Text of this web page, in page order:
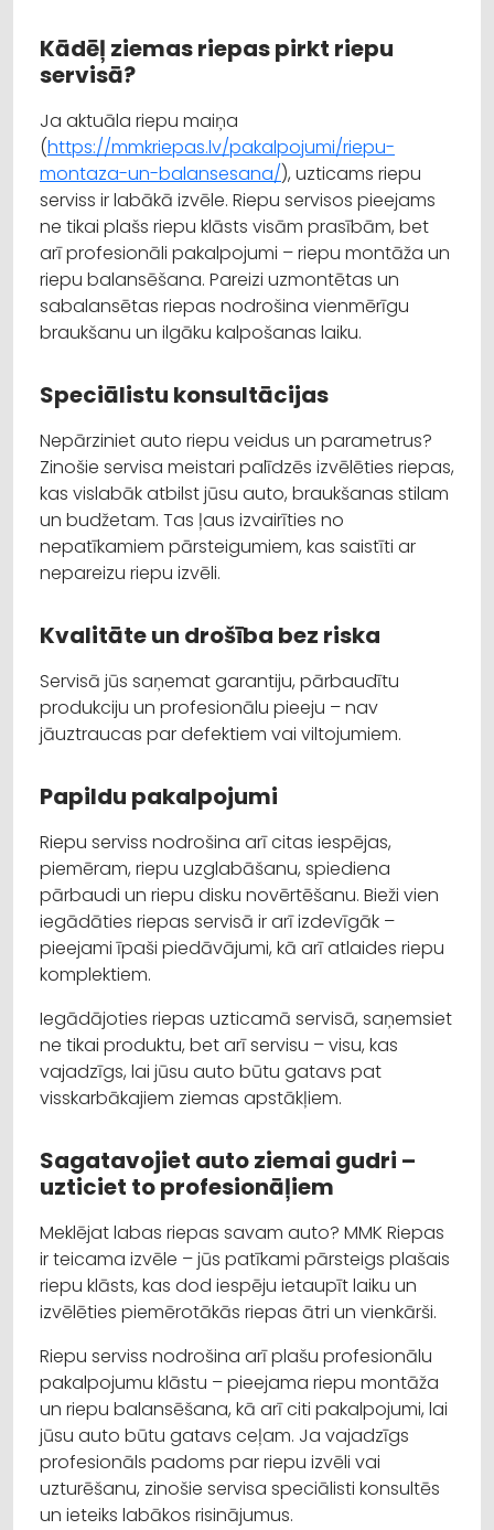
Kādēļ ziemas riepas pirkt riepu
servisā?
Ja aktuāla riepu maiņa
(https://mmkriepas.lv/pakalpojumi/riepu-
montaza-un-balansesana/), uzticams riepu
serviss ir labākā izvēle. Riepu servisos pieejams
ne tikai plašs riepu klāsts visām prasībām, bet
arī profesionāli pakalpojumi – riepu montāža un
riepu balansēšana. Pareizi uzmontētas un
sabalansētas riepas nodrošina vienmērīgu
braukšanu un ilgāku kalpošanas laiku.
Speciālistu konsultācijas
Nepārziniet auto riepu veidus un parametrus?
Zinošie servisa meistari palīdzēs izvēlēties riepas,
kas vislabāk atbilst jūsu auto, braukšanas stilam
un budžetam. Tas ļaus izvairīties no
nepatīkamiem pārsteigumiem, kas saistīti ar
nepareizu riepu izvēli.
Kvalitāte un drošība bez riska
Servisā jūs saņemat garantiju, pārbaudītu
produkciju un profesionālu pieeju – nav
jāuztraucas par defektiem vai viltojumiem.
Papildu pakalpojumi
Riepu serviss nodrošina arī citas iespējas,
piemēram, riepu uzglabāšanu, spiediena
pārbaudi un riepu disku novērtēšanu. Bieži vien
iegādāties riepas servisā ir arī izdevīgāk –
pieejami īpaši piedāvājumi, kā arī atlaides riepu
komplektiem.
Iegādājoties riepas uzticamā servisā, saņemsiet
ne tikai produktu, bet arī servisu – visu, kas
vajadzīgs, lai jūsu auto būtu gatavs pat
visskarbākajiem ziemas apstākļiem.
Sagatavojiet auto ziemai gudri –
uzticiet to profesionāļiem
Meklējat labas riepas savam auto? MMK Riepas
ir teicama izvēle – jūs patīkami pārsteigs plašais
riepu klāsts, kas dod iespēju ietaupīt laiku un
izvēlēties piemērotākās riepas ātri un vienkārši.
Riepu serviss nodrošina arī plašu profesionālu
pakalpojumu klāstu – pieejama riepu montāža
un riepu balansēšana, kā arī citi pakalpojumi, lai
jūsu auto būtu gatavs ceļam. Ja vajadzīgs
profesionāls padoms par riepu izvēli vai
uzturēšanu, zinošie servisa speciālisti konsultēs
un ieteiks labākos risinājumus.